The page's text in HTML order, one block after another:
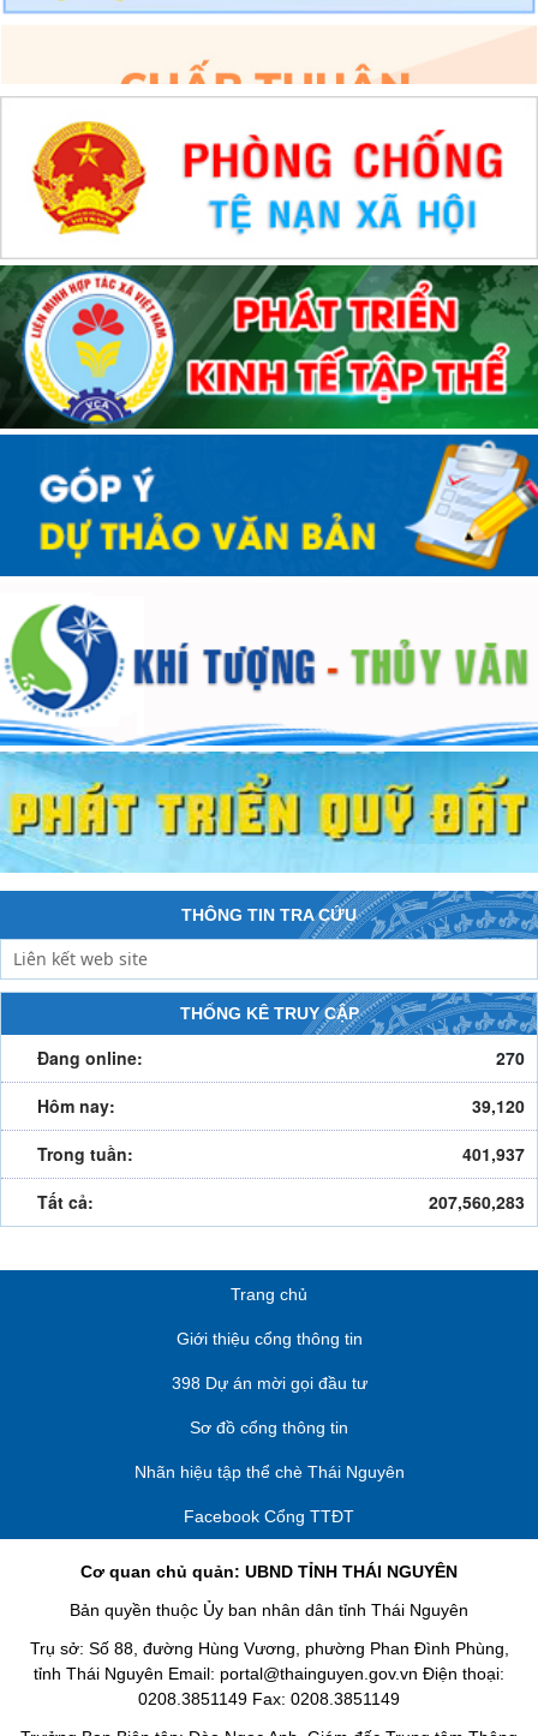
THÔNG TIN TRA CỨU
THỐNG KÊ TRUY CẬP
Đang online:
270
Hôm nay:
39,120
Trong tuần:
401,937
Tất cả:
207,560,283
Trang chủ
Giới thiệu cổng thông tin
398 Dự án mời gọi đầu tư
Sơ đồ cổng thông tin
Nhãn hiệu tập thể chè Thái Nguyên
Facebook Cổng TTĐT
Cơ quan chủ quản: UBND TỈNH THÁI NGUYÊN
Bản quyền thuộc Ủy ban nhân dân tỉnh Thái Nguyên
Trụ sở: Số 88, đường Hùng Vương, phường Phan Đình Phùng,
tỉnh Thái Nguyên Email: portal@thainguyen.gov.vn Điện thoại:
0208.3851149 Fax: 0208.3851149